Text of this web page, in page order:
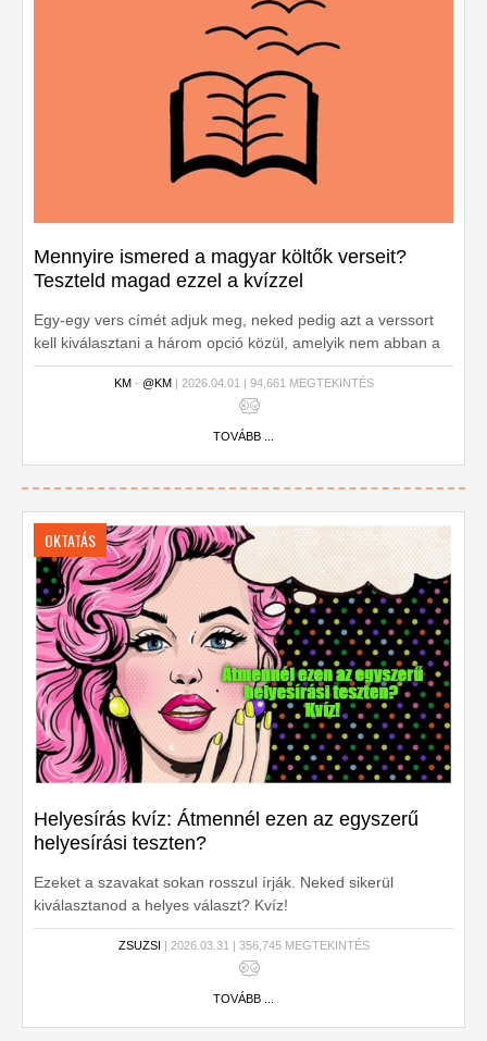
Mennyire ismered a magyar költők verseit?
Teszteld magad ezzel a kvízzel
Egy-egy vers címét adjuk meg, neked pedig azt a verssort
kell kiválasztani a három opció közül, amelyik nem abban a
versben található.
KM- @KM| 2026.04.01 | 94,661 MEGTEKINTÉS
TOVÁBB ...
OKTATÁS
Helyesírás kvíz: Átmennél ezen az egyszerű
helyesírási teszten?
Ezeket a szavakat sokan rosszul írják. Neked sikerül
kiválasztanod a helyes választ? Kvíz!
ZSUZSI | 2026.03.31 | 356,745 MEGTEKINTÉS
TOVÁBB ...